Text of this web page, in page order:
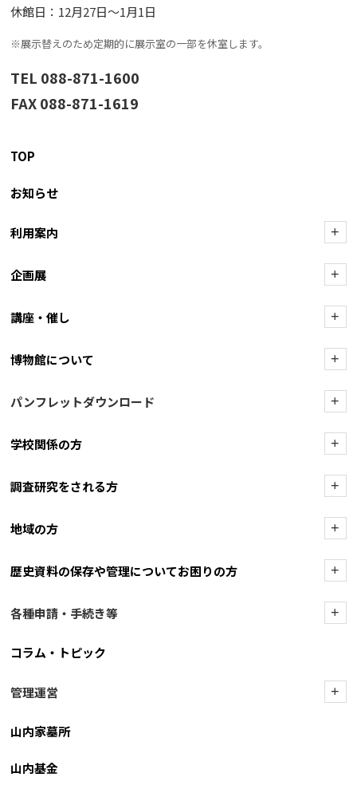
休館日：12月27日〜1月1日
※展示替えのため定期的に展示室の一部を休室します。
TEL 088-871-1600
FAX 088-871-1619
TOP
お知らせ
利用案内 +
企画展 +
講座・催し +
博物館について +
パンフレットダウンロード +
学校関係の方 +
調査研究をされる方 +
地域の方 +
歴史資料の保存や管理についてお困りの方 +
各種申請・手続き等 +
コラム・トピック
管理運営 +
山内家墓所
山内基金